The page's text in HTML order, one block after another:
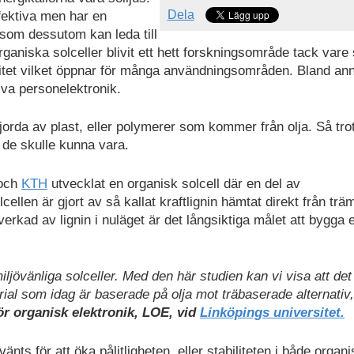
Dela
men har en
dessutom kan leda till
solceller blivit ett hett forskningsområde tack vare
vilket öppnar för många användningsområden. Bland
personelektronik.
av plast, eller polymerer som kommer från olja. Så
skulle kunna vara.
KTH utvecklat en organisk solcell där en del av
är gjort av så kallat kraftlignin hämtat direkt från
av lignin i nuläget är det långsiktiga målet att bygga
solceller. Med den här studien kan vi visa att
som idag är baserade på olja mot träbaserade
organisk elektronik, LOE, vid Linköpings universitet.
för att öka pålitligheten, eller stabiliteten i både